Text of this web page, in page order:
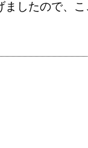
ましたので、